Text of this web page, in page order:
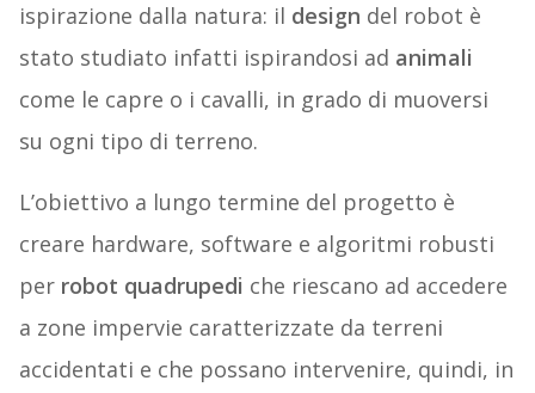
ispirazione dalla natura: il design del robot è
stato studiato infatti ispirandosi ad animali
come le capre o i cavalli, in grado di muoversi
su ogni tipo di terreno.
L’obiettivo a lungo termine del progetto è
creare hardware, software e algoritmi robusti
per robot quadrupedi che riescano ad accedere
a zone impervie caratterizzate da terreni
accidentati e che possano intervenire, quindi, in